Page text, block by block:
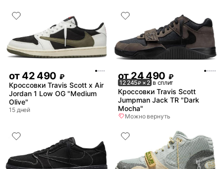
от 42 490 ₽
Кроссовки Travis Scott x Air
Jordan 1 Low OG "Medium
Olive"
15 дней
от 24 490 ₽
12 245₽ × 2 в сплит
Кроссовки Travis Scott
Jumpman Jack TR "Dark
Mocha"
Можно вернуть